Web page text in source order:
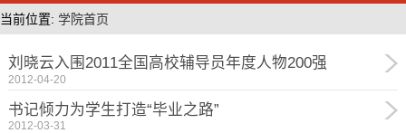
当前位置: 学院首页
刘晓云入围2011全国高校辅导员年度人物200强
2012-04-20
书记倾力为学生打造“毕业之路”
2012-03-31